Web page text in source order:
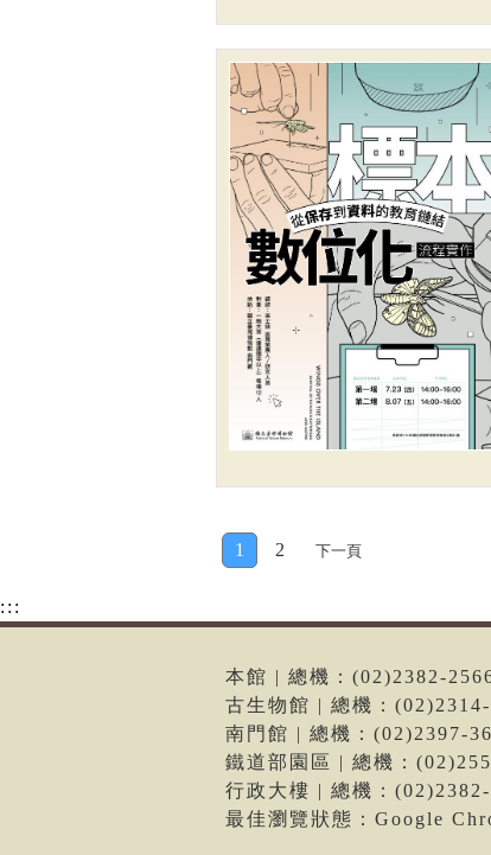
1 2 下一頁
:::
本館 | 總機：(02)2382-
古生物館 | 總機：
南門館 | 總機：(02)2397-
鐵道部園區 | 總機：
行政大樓 | 總機：
最佳瀏覽狀態：Google